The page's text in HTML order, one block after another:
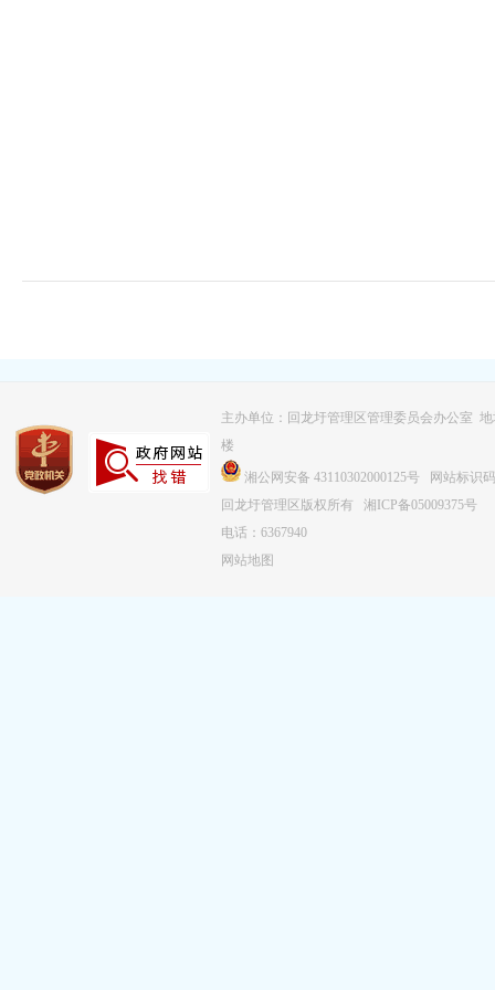
主办单位：回龙圩管理区管理委员会办公室
楼
湘公网安备 43110302000125号
网站标识
回龙圩管理区版权所有 湘ICP备05009375号
电话：6367940
网站地图